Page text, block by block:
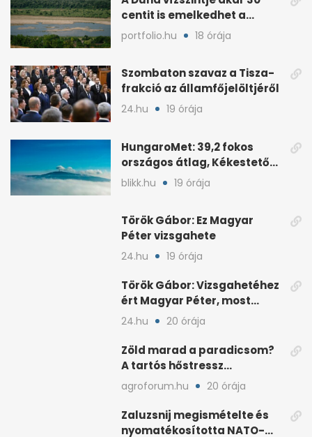
A Duna vízszintje akár 30
centit is emelkedhet a
nyugati esők után
portfolio.hu 18 órája
Szombaton szavaz a Tisza-
frakció az államfőjelöltjéről
19 órája
HungaroMet: 39,2 fokos
országos átlag, Kékestetőn
hajszál híján rekord
19 órája
Török Gábor: Ez Magyar
Péter vizsgahete
19 órája
Török Gábor: Vizsgahetéhez
ért Magyar Péter, most
A tartós hőstressz
késleltetheti az érést
agroforum.hu 20 órája